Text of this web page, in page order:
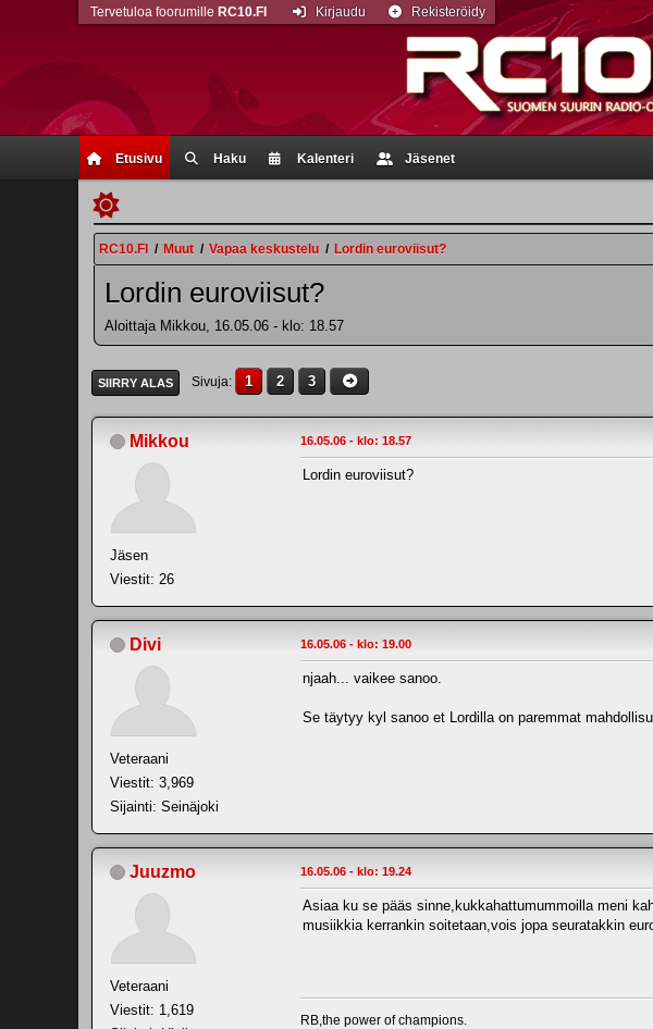
Etusivu Haku Kalenteri Jäsenet
Tervetuloa foorumille RC10.FI Kirjaudu Rekisteröidy
RC10.FI / Muut / Vapaa keskustelu / Lordin euroviisut?
Lordin euroviisut?
Aloittaja Mikkou, 16.05.06 - klo: 18.57
SIIRRY ALAS Sivuja 1 2 3
Mikkou
Jäsen
Viestit: 26
16.05.06 - klo: 18.57
Lordin euroviisut?
Divi
Veteraani
Viestit: 3,969
Sijainti: Seinäjoki
16.05.06 - klo: 19.00
njaah... vaikee sanoo.
Se täytyy kyl sanoo et Lordilla on paremmat
Juuzmo
Veteraani
Viestit: 1,619
16.05.06 - klo: 19.24
Asiaa ku se pääs sinne,kukkahattumummoilla meni
musiikkia kerrankin soitetaan,vois jopa seuratakkin
RB,the power of champions.